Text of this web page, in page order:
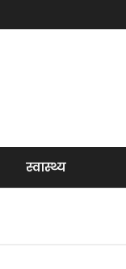
स्वास्थ्य